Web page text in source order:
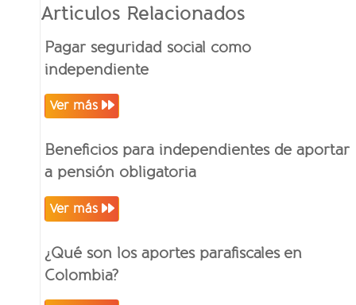
Articulos Relacionados
Pagar seguridad social como
independiente
Ver más
Beneficios para independientes de aportar
a pensión obligatoria
Ver más
¿Qué son los aportes parafiscales en
Colombia?